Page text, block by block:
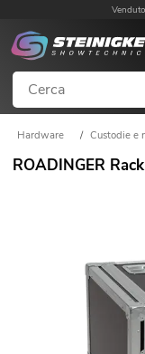
Hardware / Custodie e
ROADINGER